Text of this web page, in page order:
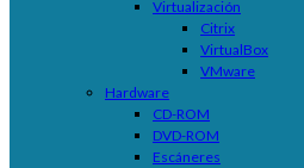
Virtualización
Citrix
VirtualBox
VMware
Hardware
CD-ROM
DVD-ROM
Escáneres